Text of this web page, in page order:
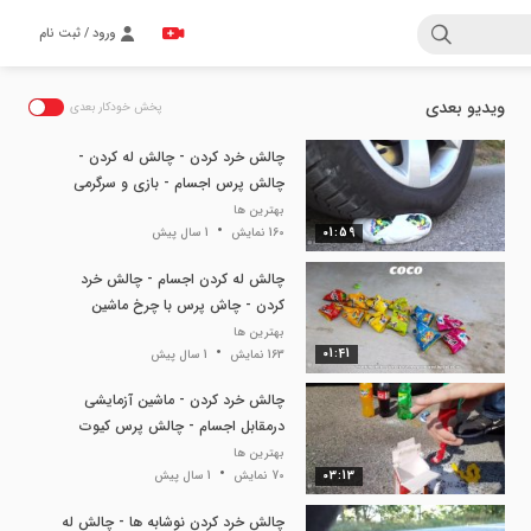
ورود / ثبت نام
ویدیو بعدی پخش خودکار بعدی
01:59
چالش خرد کردن - چالش له کردن -
چالش پرس اجسام - بازی و سرگرمی
بهترین ها
160 نمایش
1 سال پیش
01:41
چالش له کردن اجسام - چالش خرد
کردن - چاش پرس با چرخ ماشین
بهترین ها
163 نمایش
1 سال پیش
03:13
چالش خرد کردن - ماشین آزمایشی
درمقابل اجسام - چالش پرس کیوت
بهترین ها
70 نمایش
1 سال پیش
چالش خرد کردن نوشابه ها - چالش له